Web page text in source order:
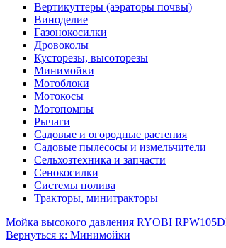
Вертикуттеры (аэраторы почвы)
Виноделие
Газонокосилки
Дровоколы
Кусторезы, высоторезы
Минимойки
Мотоблоки
Мотокосы
Мотопомпы
Рычаги
Садовые и огородные растения
Садовые пылесосы и измельчители
Сельхозтехника и запчасти
Сенокосилки
Системы полива
Тракторы, минитракторы
Мойка высокого давления RYOBI
Вернуться к: Минимойки